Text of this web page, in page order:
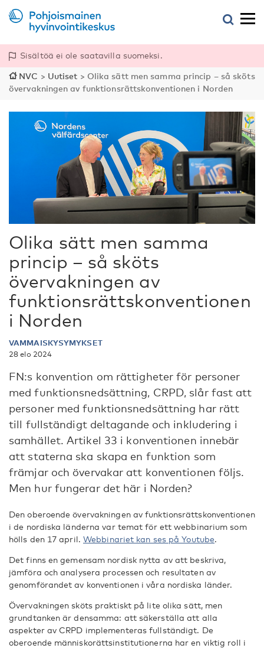
Sisältöä ei ole saatavilla suomeksi.
NVC > Uutiset > Olika sätt men samma princip – så sköts
övervakningen av funktionsrättskonventionen i Norden
Olika sätt men samma
princip – så sköts
övervakningen av
funktionsrättskonventionen
i Norden
VAMMAISKYSYMYKSET
28 elo 2024
FN:s konvention om rättigheter för personer
med funktionsnedsättning, CRPD, slår fast att
personer med funktionsnedsättning har rätt
till fullständigt deltagande och inkludering i
samhället. Artikel 33 i konventionen innebär
att staterna ska skapa en funktion som
främjar och övervakar att konventionen följs.
Men hur fungerar det här i Norden?
Den oberoende övervakningen av funktionsrättskonventionen
i de nordiska länderna var temat för ett webbinarium som
hölls den 17 april. Webbinariet kan ses på Youtube.
Det finns en gemensam nordisk nytta av att beskriva,
jämföra och analysera processen och resultaten av
genomförandet av konventionen i våra nordiska länder.
Övervakningen sköts praktiskt på lite olika sätt, men
grundtanken är densamma: att säkerställa att alla
aspekter av CRPD implementeras fullständigt. De
oberoende människorättsinstitutionerna har en viktig roll i